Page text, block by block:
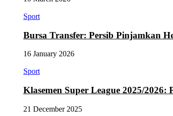
Sport
Bursa Transfer: Persib Pinjamkan
16 January 2026
Sport
Klasemen Super League 2025/
21 December 2025